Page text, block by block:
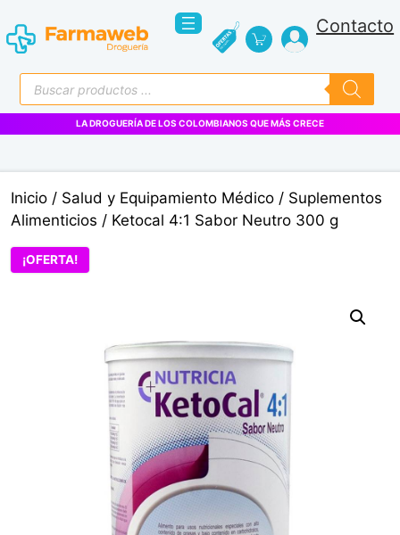
al
contenido
Contacto
Búsqueda
de
productos
LA DROGUERÍA DE LOS COLOMBIANOS QUE MÁS CRECE
Inicio / Salud y Equipamiento Médico / Suplementos
Alimenticios / Ketocal 4:1 Sabor Neutro 300 g
¡OFERTA!